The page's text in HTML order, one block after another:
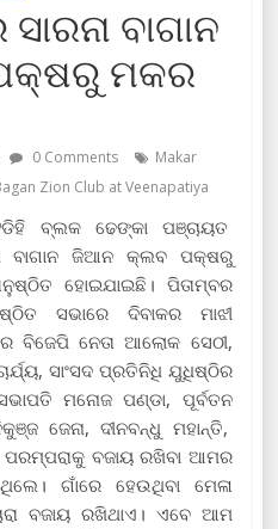
ବାଗାନ
ମକର
0 Comments
Makar
Zion Club at Veenapatiya
ବ୍ଲକ ଢେଙ୍କା ପଞ୍ଚାୟତ
ବାଗାନ ଜିଆନ କ୍ଲବ ପକ୍ଷରୁ
ହୋଇଯାଇଛି। ପିତାମ୍ବର
ସଭାରେ ଦିବାକର ମାଝୀ
ବିଜେପି ନେତା ଆଲୋକ ସେଠୀ,
ସାଂସଦ ପ୍ରତିନିଧି ଯୁଧିଷ୍ଠିର
ମନୋଜ ପଣ୍ଡା, ପୂର୍ବତନ
ଜେନା, ଦୀନବନ୍ଧୁ ମହାନ୍ତି,
ବଜାୟ ରଖିବା ଆମର
ଗାଁରେ ହେଉଥିବା ମେଳା
ବଜାୟ ରଖିଥାଏ। ଏବେ ଆମ